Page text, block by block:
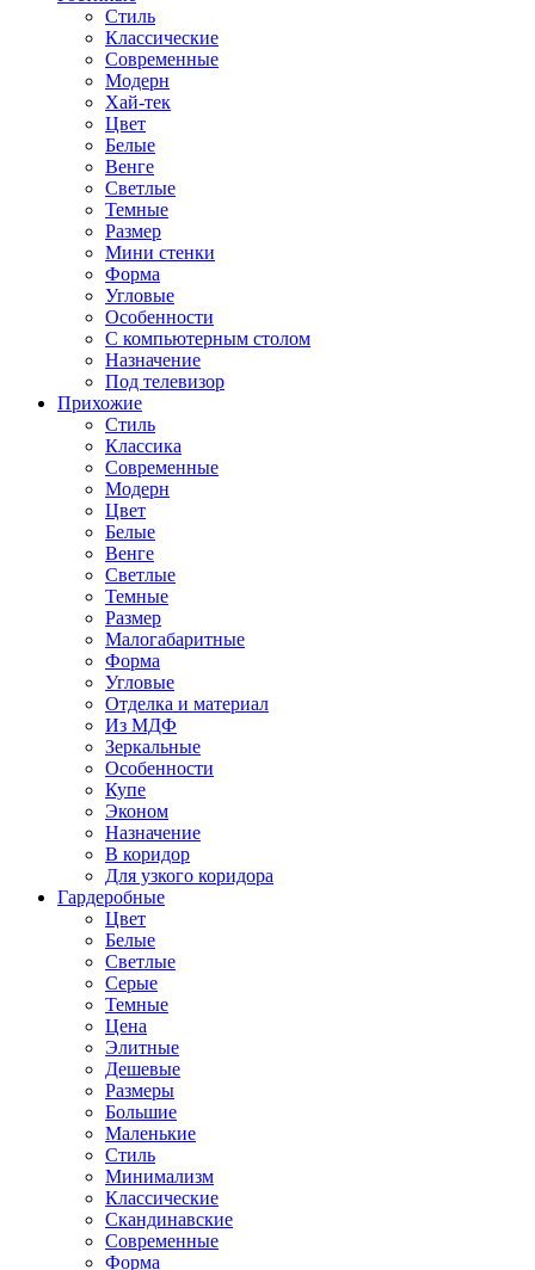
Стиль
Классические
Современные
Модерн
Хай-тек
Цвет
Белые
Венге
Светлые
Темные
Размер
Мини стенки
Форма
Угловые
Особенности
С компьютерным столом
Назначение
Под телевизор
Прихожие
Стиль
Классика
Современные
Модерн
Цвет
Белые
Венге
Светлые
Темные
Размер
Малогабаритные
Форма
Угловые
Отделка и материал
Из МДФ
Зеркальные
Особенности
Купе
Эконом
Назначение
В коридор
Для узкого коридора
Гардеробные
Цвет
Белые
Светлые
Серые
Темные
Цена
Элитные
Дешевые
Размеры
Большие
Маленькие
Стиль
Минимализм
Классические
Скандинавские
Современные
Форма